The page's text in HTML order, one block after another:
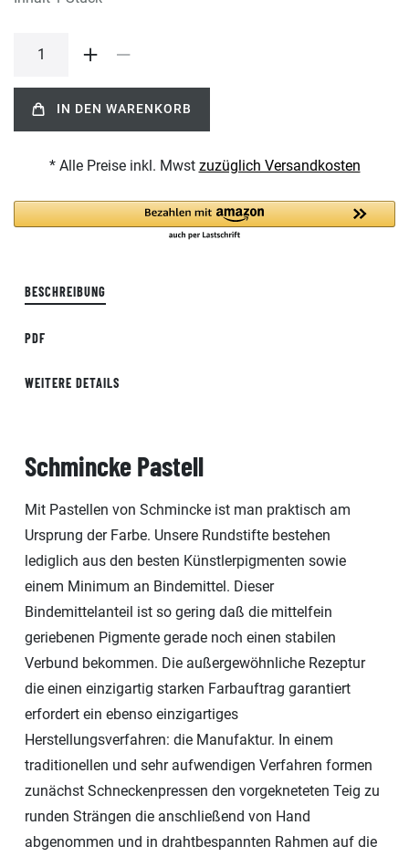
IN DEN WARENKORB
* Alle Preise inkl. Mwst zuzüglich Versandkosten
BESCHREIBUNG
PDF
WEITERE DETAILS
Schmincke Pastell
Mit Pastellen von Schmincke ist man praktisch am
Ursprung der Farbe. Unsere Rundstifte bestehen
lediglich aus den besten Künstlerpigmenten sowie
einem Minimum an Bindemittel. Dieser
Bindemittelanteil ist so gering daß die mittelfein
geriebenen Pigmente gerade noch einen stabilen
Verbund bekommen. Die außergewöhnliche Rezeptur
die einen einzigartig starken Farbauftrag garantiert
erfordert ein ebenso einzigartiges
Herstellungsverfahren: die Manufaktur. In einem
traditionellen und sehr aufwendigen Verfahren formen
zunächst Schneckenpressen den vorgekneteten Teig zu
runden Strängen die anschließend von Hand
abgenommen und in drahtbespannten Rahmen auf die